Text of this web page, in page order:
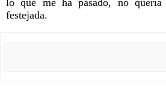
lo que me ha pasado, no quería
festejada.